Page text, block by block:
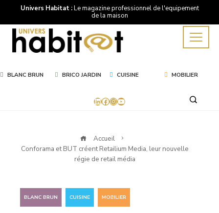
Univers Habitat :Le magazine professionnel de l'equipement
de la maison
BLANC BRUN BRICO JARDIN CUISINE MOBILIER
LinkedIn
Facebook
Instagram
YouTube
Accueil
Conforama et BUT créent Retailium Media, leur nouvelle
régie de retail média
BLANC BRUN CUISINE MOBILIER